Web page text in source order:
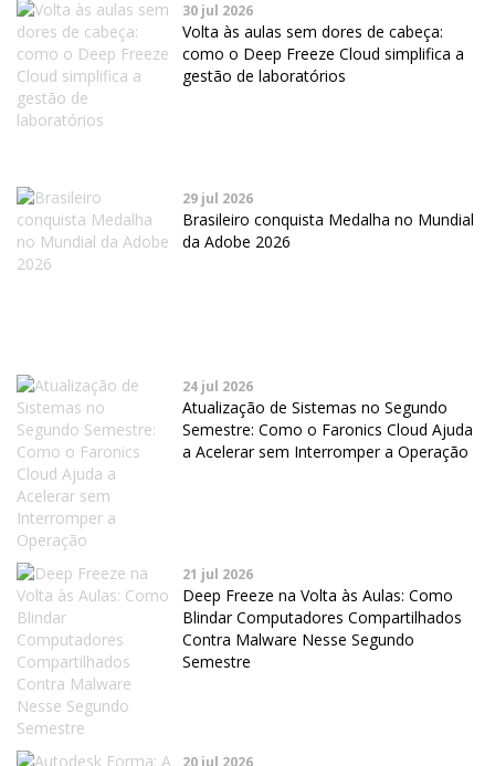
30 jul 2026
Volta às aulas sem dores de cabeça:
como o Deep Freeze Cloud simplifica a
gestão de laboratórios
29 jul 2026
Brasileiro conquista Medalha no Mundial
da Adobe 2026
24 jul 2026
Atualização de Sistemas no Segundo
Semestre: Como o Faronics Cloud Ajuda
a Acelerar sem Interromper a Operação
21 jul 2026
Deep Freeze na Volta às Aulas: Como
Blindar Computadores Compartilhados
Contra Malware Nesse Segundo
Semestre
20 jul 2026